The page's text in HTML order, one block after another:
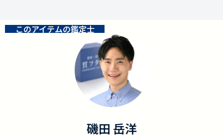
このアイテムの鑑定士
磯田 岳洋